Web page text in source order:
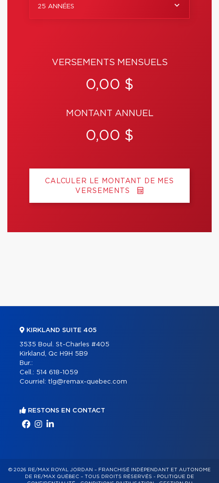
25 ANNÉES
VERSEMENTS MENSUELS
0,00 $
MONTANT ANNUEL
0,00 $
CALCULER LE MONTANT DE MES
VERSEMENTS
KIRKLAND SUITE 405
3535 Boul. St-Charles #405
Kirkland, Qc H9H 5B9
Bur.:
Cell.: 514 618-1059
Courriel: tlg@remax-quebec.com
RESTONS EN CONTACT
© 2026 RE/MAX ROYAL JORDAN – FRANCHISÉ INDÉPENDANT ET AUTONOME
DE RE/MAX QUÉBEC – TOUS DROITS RÉSERVÉS - POLITIQUE DE